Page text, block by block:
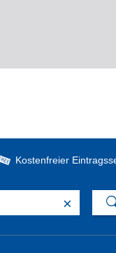
Kostenfreier
×